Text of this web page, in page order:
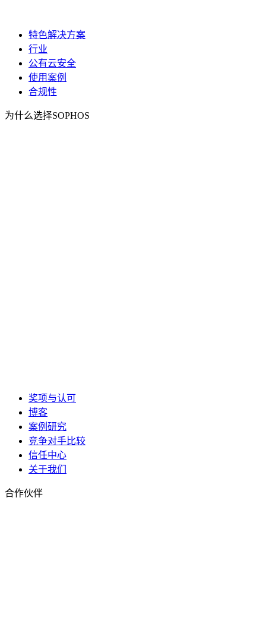
特色解决方案
行业
公有云安全
使用案例
合规性
为什么选择SOPHOS
奖项与认可
博客
案例研究
竞争对手比较
信任中心
关于我们
合作伙伴